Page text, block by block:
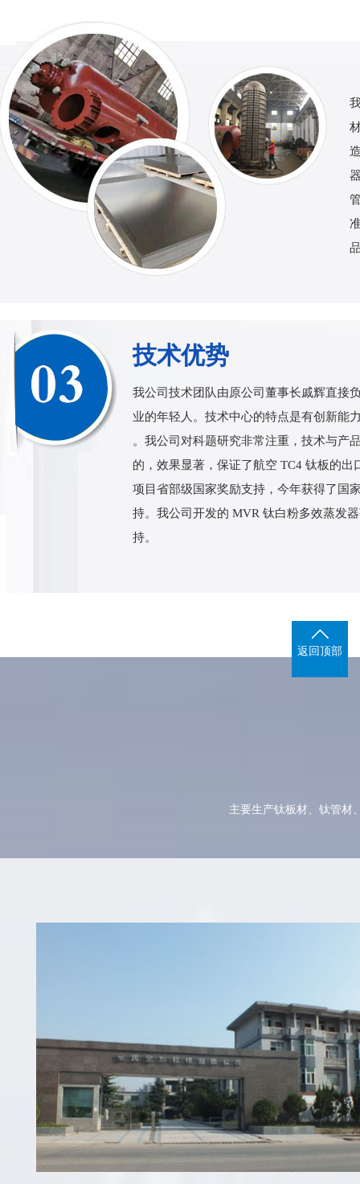
技术优势
我公司技术团队由原公司董事长戚辉直接
业的年轻人。技术中心的特点是有创新能
。我公司对科题研究非常注重，技术与产
的，效果显著，保证了航空 TC4 钛板的
项目省部级国家奖励支持，今年获得了国
持。我公司开发的 MVR 钛白粉多效蒸发
持。
主要生产钛板材、钛管材
返回顶部